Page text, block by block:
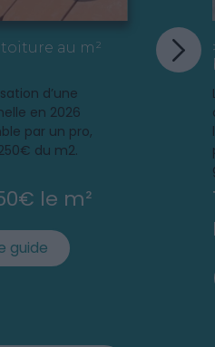
au m²
d’une
en 2026
par un pro,
du m2.
le m²
guide